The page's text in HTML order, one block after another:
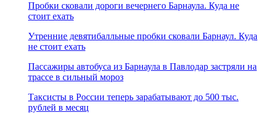
Пробки сковали дороги вечернего Барнаула. Куда не
стоит ехать
Утренние девятибалльные пробки сковали Барнаул. Куда
не стоит ехать
Пассажиры автобуса из Барнаула в Павлодар застряли на
трассе в сильный мороз
Таксисты в России теперь зарабатывают до 500 тыс.
рублей в месяц